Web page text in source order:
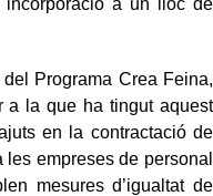
a un lloc de
Programa Crea Feina,
a la que ha tingut aquest
en la contractació de
empreses de personal
mesures d’igualtat de